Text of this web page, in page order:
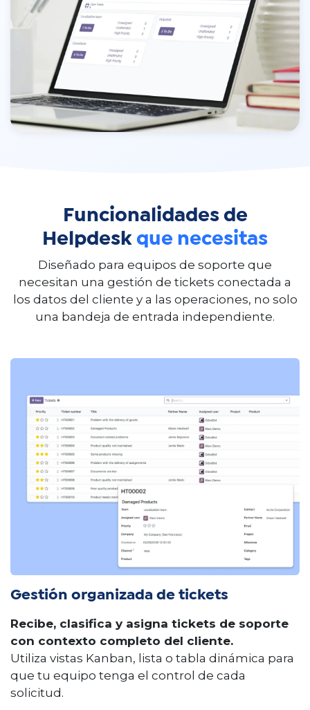
Funcionalidades de
Helpdesk que necesitas
Diseñado para equipos de soporte que
necesitan una gestión de tickets conectada a
los datos del cliente y a las operaciones, no solo
una bandeja de entrada independiente.
Gestión organizada de tickets
Recibe, clasifica y asigna tickets de soporte
con contexto completo del cliente.
Utiliza vistas Kanban, lista o tabla dinámica para
que tu equipo tenga el control de cada
solicitud.